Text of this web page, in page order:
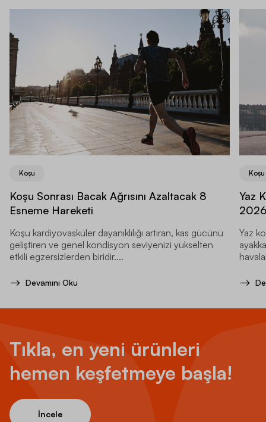
Koşu
Koşu Sonrası Bacak Ağrısını Azaltacak 8
Esneme Hareketi
Koşu kardiyovasküler dayanıklılığı artıran, kas gücünü
geliştiren ve genel kondisyon seviyenizi yükselten
etkili egzersizlerden biridir....
Devamını Oku
Koşu
Yaz
2026
Yaz
Tıkla, en yeni ürünleri
hemen keşfetmeye başla!
İncele